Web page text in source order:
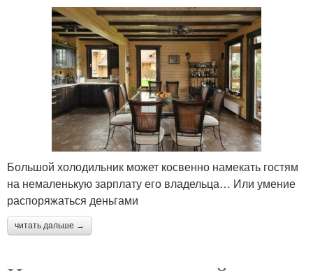
Большой холодильник может косвенно намекать гостям
на немаленькую зарплату его владельца… Или умение
распоряжаться деньгами
читать дальше →